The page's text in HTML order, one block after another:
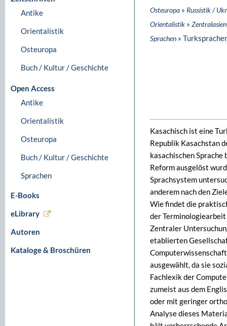
Antike
Orientalistik
Osteuropa
Buch / Kultur / Geschichte
Open Access
Antike
Orientalistik
Osteuropa
Buch / Kultur / Geschichte
Sprachen
E-Books
eLibrary
Autoren
Kataloge & Broschüren
Osteuropa » Russistik /
Orientalistik »
Sprachen »
Kasachisch ist eine
Republik Kasachstan
kasachischen
Reform ausgelöst
Sprachsystem
anderem nach den
Wie findet die
der Terminologiearbeit
Zentraler
etablierten
ausgewählt, da sie
Fachlexik der
zumeist aus dem
oder mit geringer
Analyse dieses